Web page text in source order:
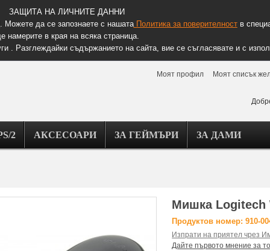
ЗАЩИТА НА ЛИЧНИТЕ ДАННИ
да се запознаете с нашатаПолитика за поверителноств
намерите в края на всяка страница.
. Разглеждайки съдържанието на сайта, вие се съгласявате и с
Моят профил Моят списък
2 АКСЕСОАРИ ЗА ГЕЙМЪРИ ЗА ДАМИ
Мишка Logitech
Продуктов номер: 910-
Изпрати на приятел чрез
Дайте първото мнение за